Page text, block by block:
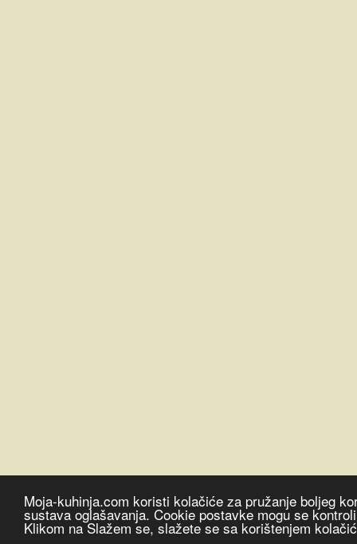
Moja-kuhinja.com koristi kolačiće za pružanje boljeg
sustava oglašavanja. Cookie postavke mogu se
Klikom na Slažem se, slažete se sa korištenjem